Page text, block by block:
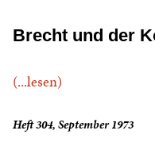
Brecht und der
(...lesen)
Heft 304, September 1973